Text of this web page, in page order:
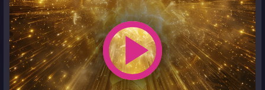
play_arrow